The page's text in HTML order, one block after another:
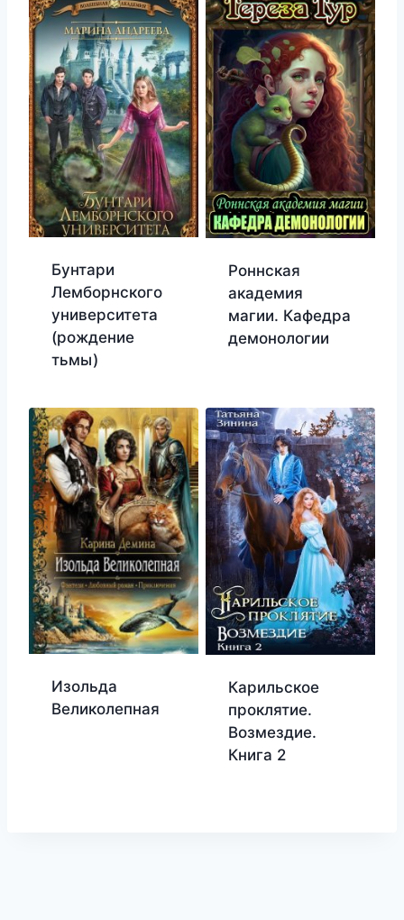
Бунтари
Лемборнского
университета
(рождение
тьмы)
Роннская
академия
магии. Кафедра
демонологии
Изольда
Великолепная
Карильское
проклятие.
Возмездие.
Книга 2